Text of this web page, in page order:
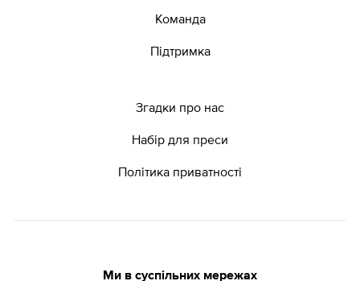
Команда
Підтримка
Згадки про нас
Набір для преси
Політика приватності
Ми в суспільних мережах